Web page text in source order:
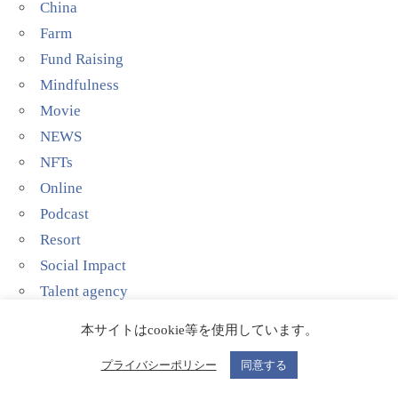
China
Farm
Fund Raising
Mindfulness
Movie
NEWS
NFTs
Online
Podcast
Resort
Social Impact
Talent agency
当代艺术家(Contemporary Artist)
本サイトはcookie等を使用しています。
プライバシーポリシー 同意する